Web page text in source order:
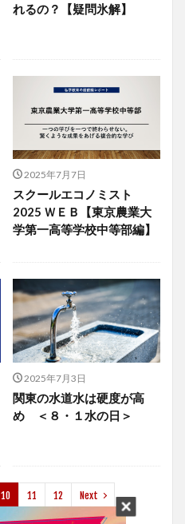
れるの？【疑問氷解】
2025年7月7日
スクールエコノミスト
2025 ＷＥＢ【東京農業大
学第一高等学校中等部編】
2025年7月3日
関東の水道水は硬度が高
め ＜８・１水の日＞
10 11 12 Next